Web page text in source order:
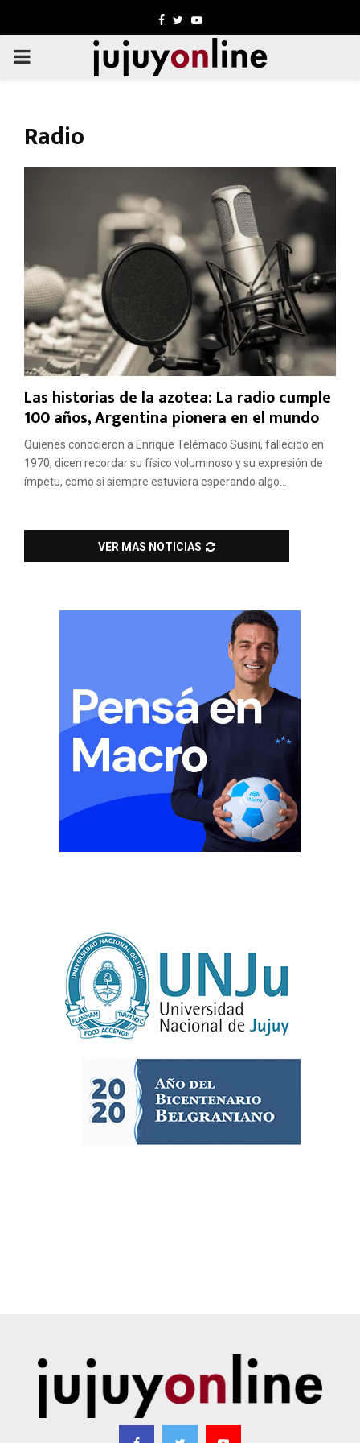
Facebook
TwitterYoutube
PRIMARY
Radio
Las historias de la azotea: La radio cumple
100 años, Argentina pionera en el mundo
Quienes conocieron a Enrique Telémaco Susini, fallecido en
1970, dicen recordar su físico voluminoso y su expresión de
ímpetu, como si siempre estuviera esperando algo...
VER MAS NOTICIAS